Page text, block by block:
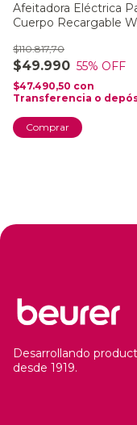
Afeitadora Eléctrica
Cuerpo Recargable
$49.990
$110.817,70
55% OFF
$47.490,50 con
Transferencia o
Desarrollando
desde 1919.